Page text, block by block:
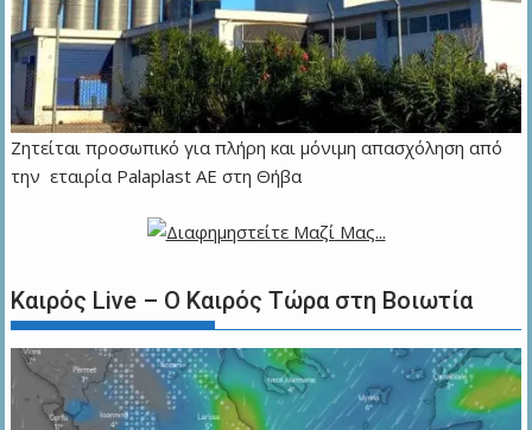
Ζητείται προσωπικό για πλήρη και μόνιμη απασχόληση από
την εταιρία Palaplast AE στη Θήβα
Καιρός Live – Ο Καιρός Τώρα στη Βοιωτία